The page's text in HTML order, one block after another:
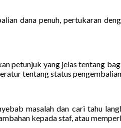
dana penuh, pertukaran
petunjuk yang jelas tentang
tentang status
masalah dan cari tahu
kepada staf, atau